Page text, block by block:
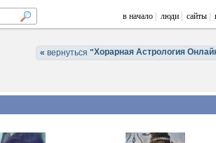
в начало люди сайты
« вернуться "Хорарная Астрология